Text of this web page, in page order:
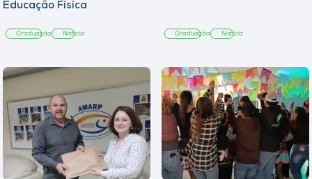
Educação Física
Graduação Notícia Graduação Notícia